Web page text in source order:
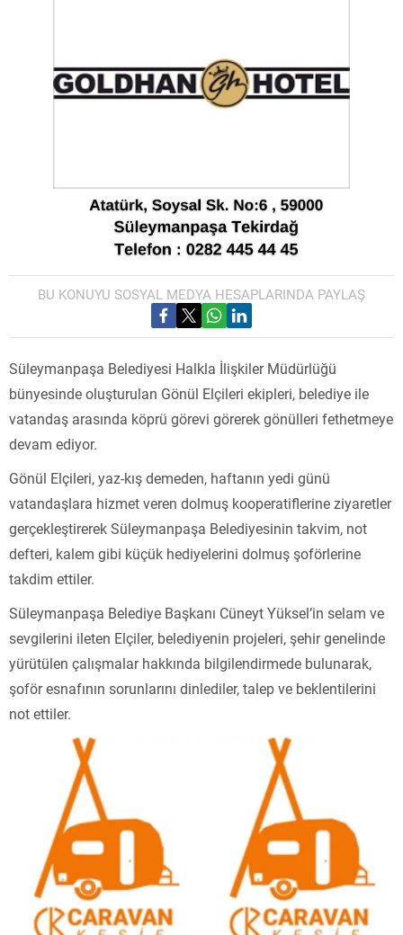
BU KONUYU SOSYAL MEDYA HESAPLARINDA PAYLAŞ
Süleymanpaşa Belediyesi Halkla İlişkiler Müdürlüğü
bünyesinde oluşturulan Gönül Elçileri ekipleri, belediye ile
vatandaş arasında köprü görevi görerek gönülleri fethetmeye
devam ediyor.
Gönül Elçileri, yaz-kış demeden, haftanın yedi günü
vatandaşlara hizmet veren dolmuş kooperatiflerine ziyaretler
gerçekleştirerek Süleymanpaşa Belediyesinin takvim, not
defteri, kalem gibi küçük hediyelerini dolmuş şoförlerine
takdim ettiler.
Süleymanpaşa Belediye Başkanı Cüneyt Yüksel’in selam ve
sevgilerini ileten Elçiler, belediyenin projeleri, şehir genelinde
yürütülen çalışmalar hakkında bilgilendirmede bulunarak,
şoför esnafının sorunlarını dinlediler, talep ve beklentilerini
not ettiler.